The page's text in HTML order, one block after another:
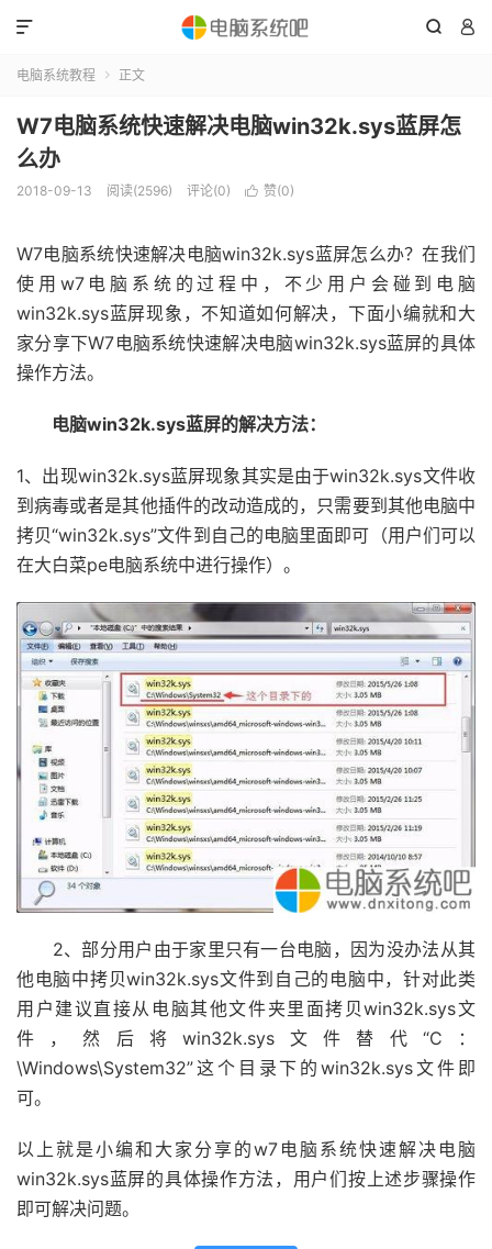
 

电脑系统教程  正文
W7电脑系统快速解决电脑win32k.sys蓝屏怎
么办
2018-09-13 阅读(2596) 评论(0)  赞(0)
W7电脑系统快速解决电脑win32k.sys蓝屏怎么办？在我们
使用w7电脑系统的过程中，不少用户会碰到电脑
win32k.sys蓝屏现象，不知道如何解决，下面小编就和大
家分享下W7电脑系统快速解决电脑win32k.sys蓝屏的具体
操作方法。
电脑win32k.sys蓝屏的解决方法：
1、出现win32k.sys蓝屏现象其实是由于win32k.sys文件收
到病毒或者是其他插件的改动造成的，只需要到其他电脑中
拷贝“win32k.sys”文件到自己的电脑里面即可（用户们可以
在大白菜pe电脑系统中进行操作）。
2、部分用户由于家里只有一台电脑，因为没办法从其
他电脑中拷贝win32k.sys文件到自己的电脑中，针对此类
用户建议直接从电脑其他文件夹里面拷贝win32k.sys文
件，然后将win32k.sys文件替代“C：
\Windows\System32”这个目录下的win32k.sys文件即
可。
以上就是小编和大家分享的w7电脑系统快速解决电脑
win32k.sys蓝屏的具体操作方法，用户们按上述步骤操作
即可解决问题。